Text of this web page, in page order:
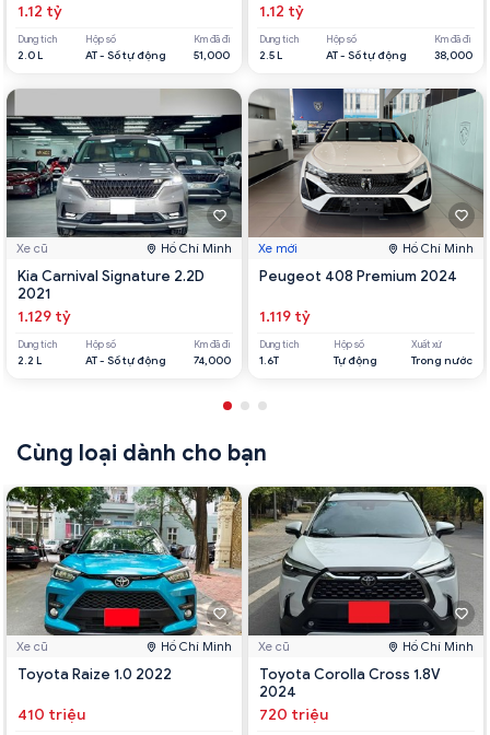
1.12 tỷ
Dung tích
2.0 L
Hộp số
AT - Số tự động
Km đã đi
51,000
Xe cũ Hồ Chí Minh
Kia Carnival Signature 2.2D
2021
1.129 tỷ
Dung tích
2.2 L
Hộp số
AT - Số tự động
Km đã đi
74,000
1.12 tỷ
Dung tích
2.5 L
Hộp số
AT - Số tự động
Km đã đi
38,000
Xe mới Hồ Chí Minh
Peugeot 408 Premium 2024
1.119 tỷ
Dung tích
1.6T
Hộp số
Tự động
Xuất xứ
Trong nước
Cùng loại dành cho bạn
Xe cũ Hồ Chí Minh
Toyota Raize 1.0 2022
410 triệu
Xe cũ Hồ Chí Minh
Toyota Corolla Cross 1.8V
2024
720 triệu